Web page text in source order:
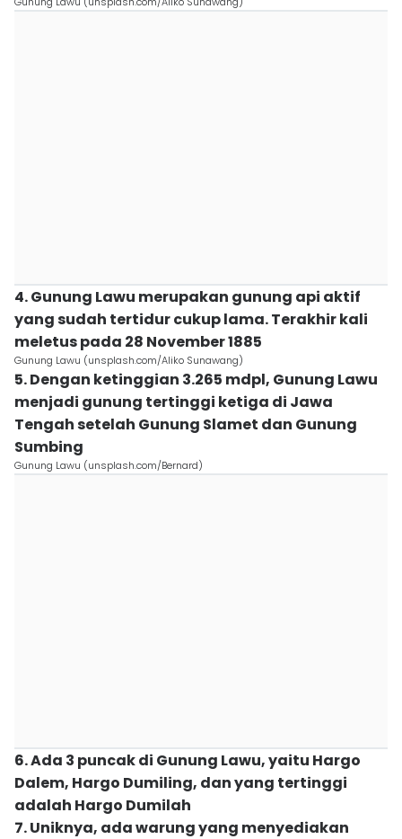
4. Gunung Lawu merupakan gunung api aktif
yang sudah tertidur cukup lama. Terakhir kali
meletus pada 28 November 1885
Gunung Lawu (unsplash.com/Aliko Sunawang)
5. Dengan ketinggian 3.265 mdpl, Gunung Lawu
menjadi gunung tertinggi ketiga di Jawa
Tengah setelah Gunung Slamet dan Gunung
Sumbing
Gunung Lawu (unsplash.com/Bernard)
6. Ada 3 puncak di Gunung Lawu, yaitu Hargo
Dalem, Hargo Dumiling, dan yang tertinggi
adalah Hargo Dumilah
7. Uniknya, ada warung yang menyediakan